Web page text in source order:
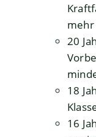
mehr
20
18
16